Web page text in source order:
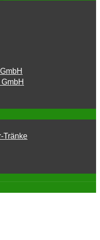
Tränke